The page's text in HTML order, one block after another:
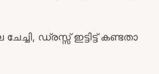
ഡ്രസ്സ്‌ ഇട്ടിട്ട് കണ്ടതാ